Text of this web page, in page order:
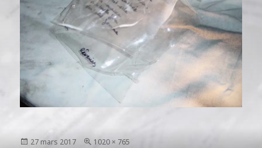
Publié
27 mars 2017
Taille
1020 × 765